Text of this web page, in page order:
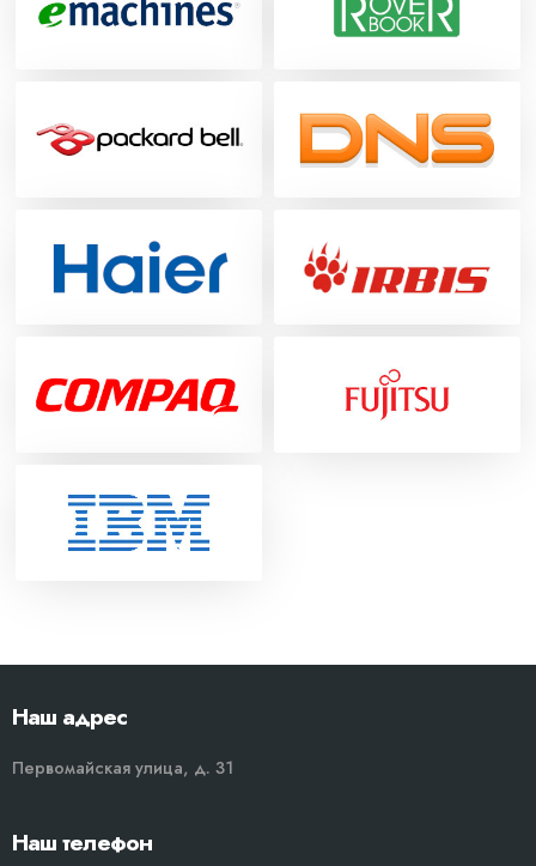
Наш адрес
Первомайская улица, д. 31
Наш телефон